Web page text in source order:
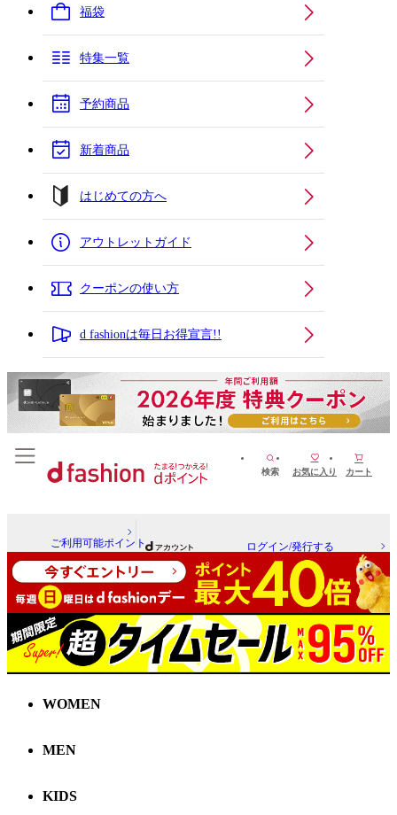
福袋
特集一覧
予約商品
新着商品
はじめての方へ
アウトレットガイド
クーポンの使い方
d fashionは毎日お得宣言!!
検索 お気に入り カート
ご利用可能ポイント ログイン/発行する
WOMEN
MEN
KIDS